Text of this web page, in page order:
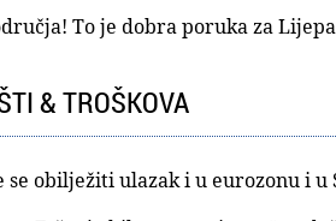
To je dobra poruka za
& TROŠKOVA
obilježiti ulazak i u eurozonu i u